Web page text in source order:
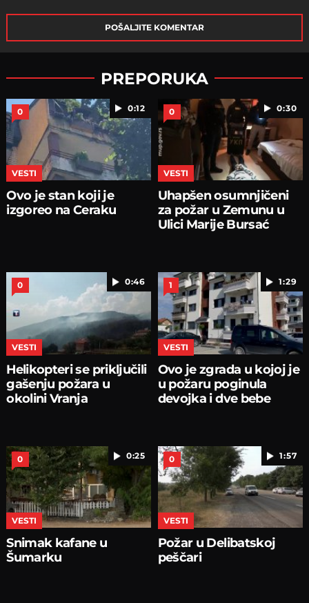
POŠALJITE KOMENTAR
PREPORUKA
0:12
0
VESTI
Ovo je stan koji je
izgoreo na Ceraku
0:30
0
VESTI
Uhapšen osumnjičeni
za požar u Zemunu u
Ulici Marije Bursać
0:46
0
VESTI
Helikopteri se priključili
gašenju požara u
okolini Vranja
1:29
1
VESTI
Ovo je zgrada u kojoj je
u požaru poginula
devojka i dve bebe
0:25
0
VESTI
Snimak kafane u
Šumarku
1:57
0
VESTI
Požar u Delibatskoj
peščari